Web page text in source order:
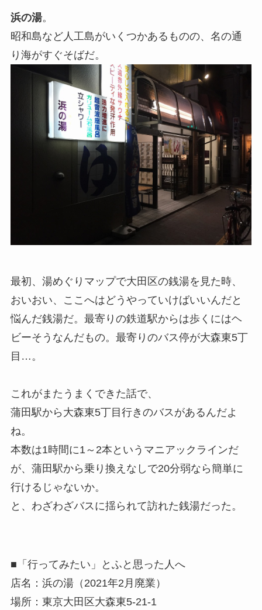
浜の湯。
昭和島など人工島がいくつかあるものの、名の通
り海がすぐそばだ。
最初、湯めぐりマップで大田区の銭湯を見た時、
おいおい、ここへはどうやっていけばいいんだと
悩んだ銭湯だ。最寄りの鉄道駅からは歩くにはヘ
ビーそうなんだもの。最寄りのバス停が大森東5丁
目…。
これがまたうまくできた話で、
蒲田駅から大森東5丁目行きのバスがあるんだよ
ね。
本数は1時間に1～2本というマニアックラインだ
が、蒲田駅から乗り換えなしで20分弱なら簡単に
行けるじゃないか。
と、わざわざバスに揺られて訪れた銭湯だった。
■「行ってみたい」とふと思った人へ
店名：浜の湯（2021年2月廃業）
場所：東京大田区大森東5-21-1